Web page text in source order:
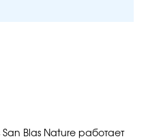
San Blas Nature работает